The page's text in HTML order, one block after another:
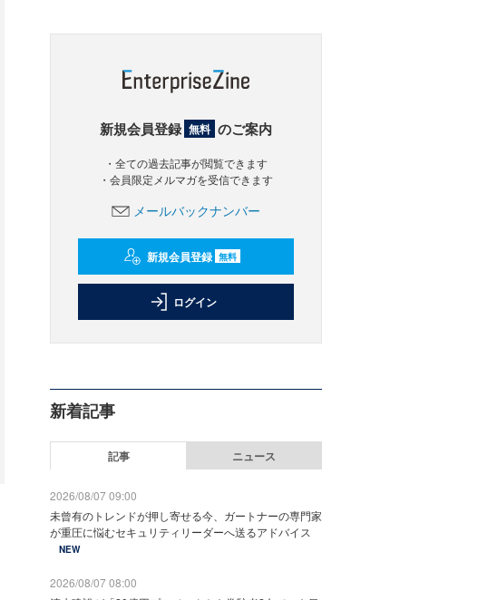
新規会員登録 無料 のご案内
・全ての過去記事が閲覧できます
・会員限定メルマガを受信できます
メールバックナンバー
新規会員登録 無料
ログイン
新着記事
記事 ニュース
2026/08/07 09:00
未曾有のトレンドが押し寄せる今、ガートナーの専門家
が重圧に悩むセキュリティリーダーへ送るアドバイス
NEW
2026/08/07 08:00